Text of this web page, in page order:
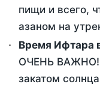
пищи и всего,
азаном на
Время Ифтара
ОЧЕНЬ ВАЖНО!
закатом